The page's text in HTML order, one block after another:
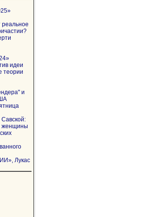
реальное
идеи
теории
и
женщины
Лукас